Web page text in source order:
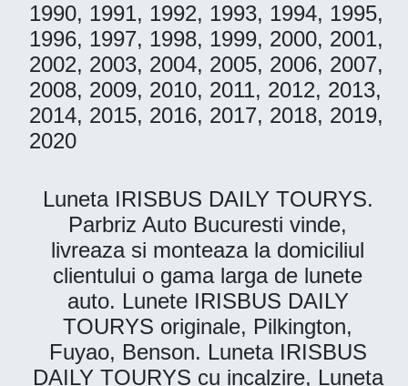
1990, 1991, 1992, 1993, 1994, 1995,
1996, 1997, 1998, 1999, 2000, 2001,
2002, 2003, 2004, 2005, 2006, 2007,
2008, 2009, 2010, 2011, 2012, 2013,
2014, 2015, 2016, 2017, 2018, 2019,
2020
Luneta IRISBUS DAILY TOURYS.
Parbriz Auto Bucuresti vinde,
livreaza si monteaza la domiciliul
clientului o gama larga de lunete
auto. Lunete IRISBUS DAILY
TOURYS originale, Pilkington,
Fuyao, Benson. Luneta IRISBUS
DAILY TOURYS cu incalzire, Luneta